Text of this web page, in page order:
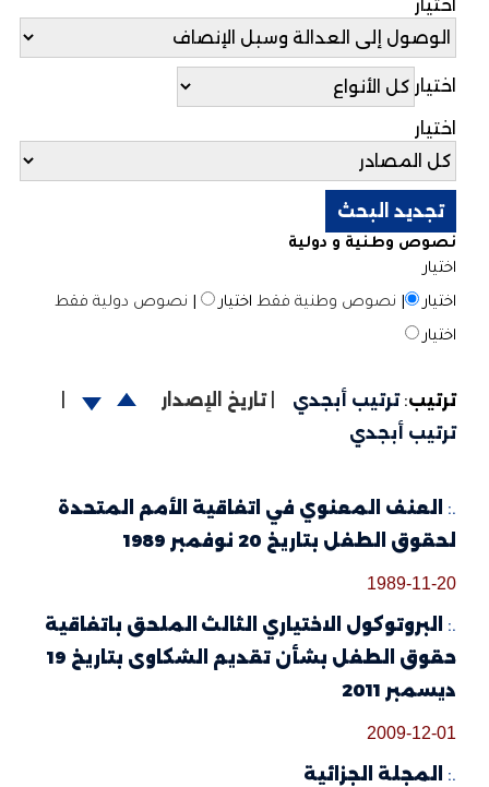
اختيار
اختيار
اختيار
نصوص وطنية و دولية
اختيار
اختيار
| نصوص وطنية فقط اختيار | نصوص دولية فقط
اختيار
ترتيب: ترتيب أبجدي | تاريخ الإصدار
|
ترتيب أبجدي
العنف المعنوي في اتفاقية الأمم المتحدة
لحقوق الطفل بتاريخ 20 نوفمبر 1989
1989-11-20
البروتوكول الاختياري الثالث الملحق باتفاقية
حقوق الطفل بشأن تقديم الشكاوى بتاريخ 19
ديسمبر 2011
2009-12-01
المجلة الجزائية